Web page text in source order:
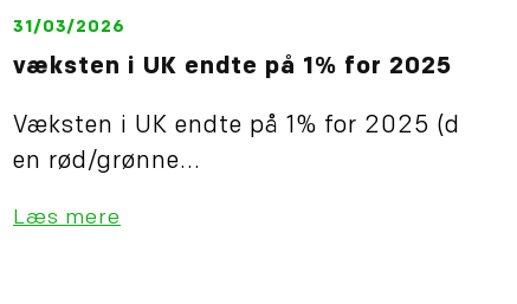
31/03/2026
væksten i UK endte på 1% for 2025
Væksten i UK endte på 1% for 2025 (d
en rød/grønne...
Læs mere